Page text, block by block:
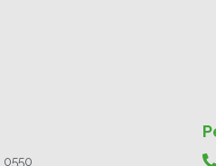
0550